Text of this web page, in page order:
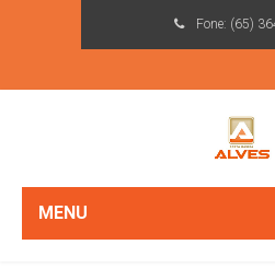
Fone: (65)
MENU